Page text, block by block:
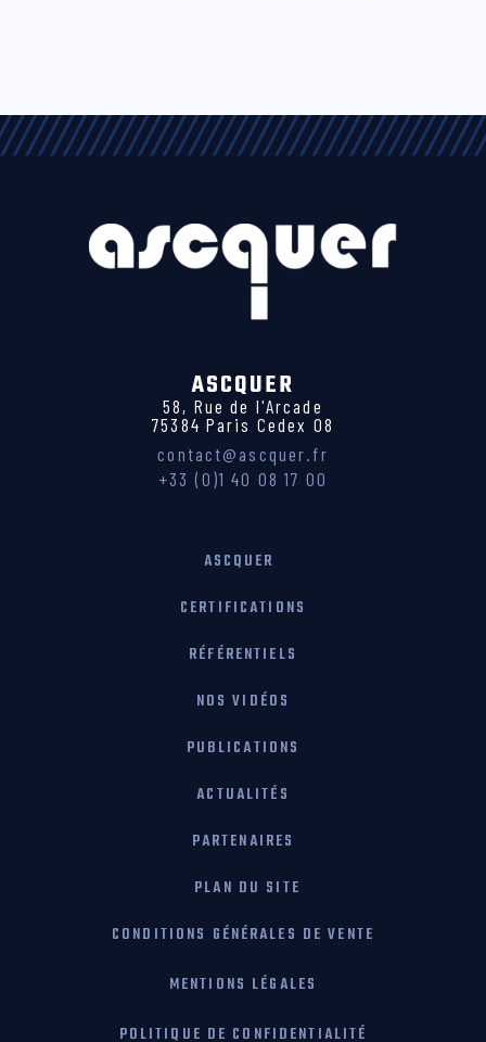
ASCQUER
58, Rue de l'Arcade
75384 Paris Cedex 08
contact@ascquer.fr
+33 (0)1 40 08 17 00
ASCQUER
CERTIFICATIONS
RÉFÉRENTIELS
NOS VIDÉOS
PUBLICATIONS
ACTUALITÉS
PARTENAIRES
PLAN DU SITE
CONDITIONS GÉNÉRALES DE VENTE
MENTIONS LÉGALES
POLITIQUE DE CONFIDENTIALITÉ